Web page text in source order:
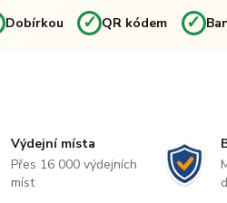
Dobírkou ✓ QR kódem ✓
Výdejní místa
Přes 16 000 výdejních
míst